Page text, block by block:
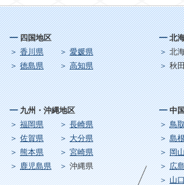
九州・沖縄地区
福岡県
長崎県
佐賀県
大分県
熊本県
宮崎県
鹿児島県
沖縄県
北
北
秋
中
鳥
島
岡
広
山
四国地区
香川県
愛媛県
徳島県
高知県